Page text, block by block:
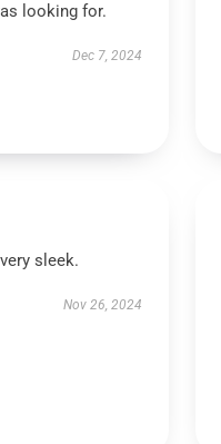
looking for.
Dec 7, 2024
sleek.
Nov 26, 2024